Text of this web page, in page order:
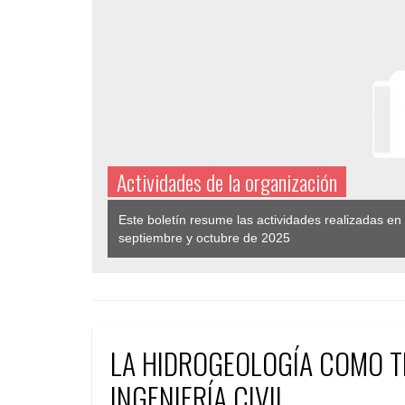
Actividades de la organización
Este boletín resume las actividades realizadas en
septiembre y octubre de 2025
LA HIDROGEOLOGÍA COMO